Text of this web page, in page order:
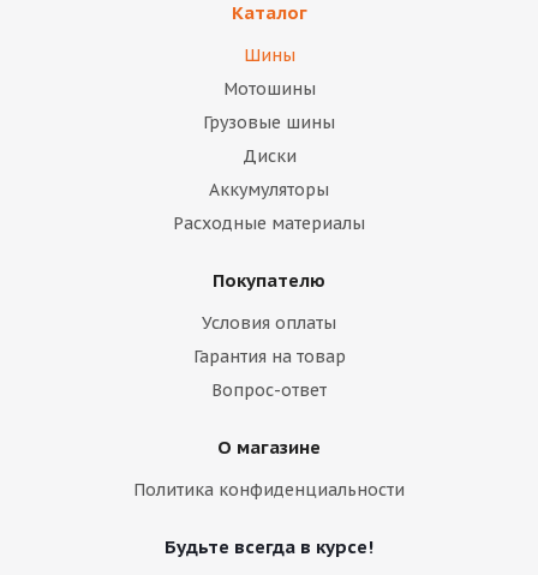
Каталог
Шины
Мотошины
Грузовые шины
Диски
Аккумуляторы
Расходные материалы
Покупателю
Условия оплаты
Гарантия на товар
Вопрос-ответ
О магазине
Политика конфиденциальности
Будьте всегда в курсе!